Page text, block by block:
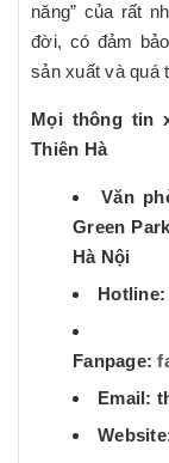
năng” của rất
đời, có đảm
sản xuất và quá
Mọi thông tin
Thiên Hà
Văn
Green
Hà Nội
Hotline:
Fanpage:
Email: